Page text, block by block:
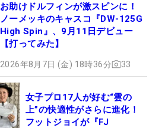
お助けドルフィンが激スピンに！
ノーメッキのキャスコ『DW-125G
High Spin』、9月11日デビュー
【打ってみた】
2026年8月7日 (金) 18時36分 33
女子プロ17人が好む“雲の
上”の快適性がさらに進化！
フットジョイが『FJ